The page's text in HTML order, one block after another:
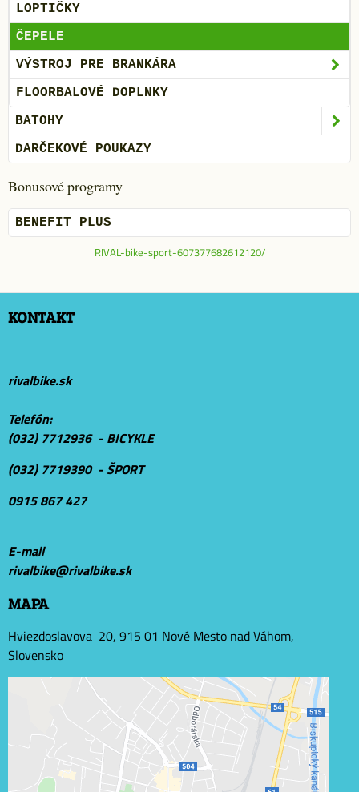
LOPTIČKY
ČEPELE
VÝSTROJ PRE BRANKÁRA
FLOORBALOVÉ DOPLNKY
BATOHY
DARČEKOVÉ POUKAZY
Bonusové programy
BENEFIT PLUS
RIVAL-bike-sport-607377682612120/
KONTAKT
rivalbike.sk
Telefón:
(032) 7712936 - BICYKLE
(032) 7719390 - ŠPORT
0915 867 427
E-mail
rivalbike@rivalbike.sk
MAPA
Hviezdoslavova 20, 915 01 Nové Mesto nad Váhom,
Slovensko
Externý obsah je blokovaný Voľbami súkromia